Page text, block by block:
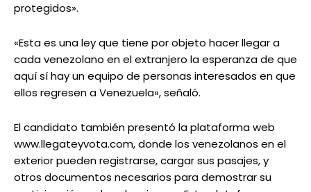
protegidos».
«Esta es una ley que tiene por objeto hacer llegar a
cada venezolano en el extranjero la esperanza de que
aquí sí hay un equipo de personas interesados en que
ellos regresen a Venezuela», señaló.
El candidato también presentó la plataforma web
www.llegateyvota.com, donde los venezolanos en el
exterior pueden registrarse, cargar sus pasajes, y
otros documentos necesarios para demostrar su